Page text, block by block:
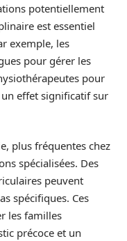
potentiellement
est essentiel
exemple, les
pour gérer les
pour
effet significatif sur
plus fréquentes chez
spécialisées. Des
peuvent
spécifiques. Ces
les familles
précoce et un